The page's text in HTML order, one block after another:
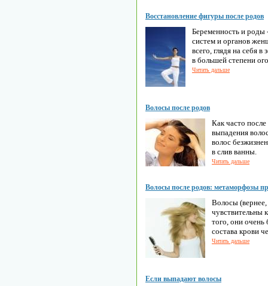
Восстановление фигуры после родов
Беременность и роды
систем и органов
всего, глядя на себя
в большей степени
Читать дальше
Волосы после родов
Как часто
выпадения
волос
в слив ванны.
Читать дальше
Волосы после родов: метаморфозы
Волосы
чувствительны
того, они
состава крови
Читать дальше
Если выпадают волосы